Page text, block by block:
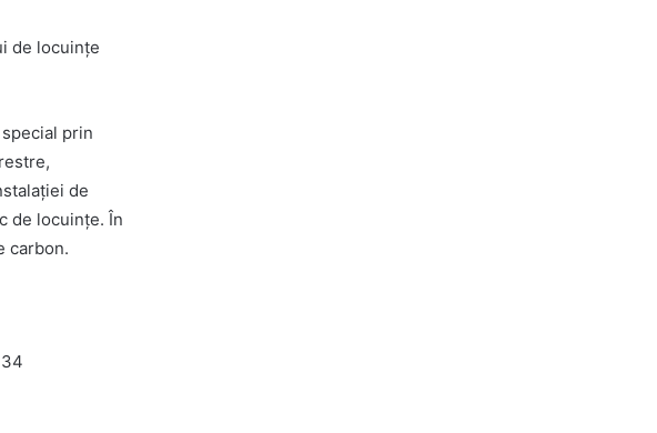
de locuințe
prin
de
de locuințe. În
carbon.